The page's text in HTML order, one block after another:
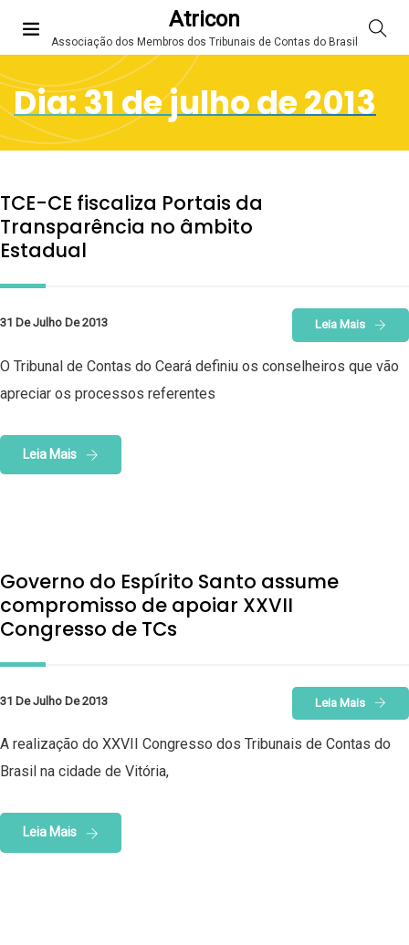
Atricon
Associação dos Membros dos Tribunais de Contas do Brasil
Dia:31 de julho de 2013
TCE-CE fiscaliza Portais da
Transparência no âmbito
Estadual
31 De Julho De 2013 Leia Mais
O Tribunal de Contas do Ceará definiu os conselheiros que vão
apreciar os processos referentes
Leia Mais
Governo do Espírito Santo assume
compromisso de apoiar XXVII
Congresso de TCs
31 De Julho De 2013 Leia Mais
A realização do XXVII Congresso dos Tribunais de Contas do
Brasil na cidade de Vitória,
Leia Mais